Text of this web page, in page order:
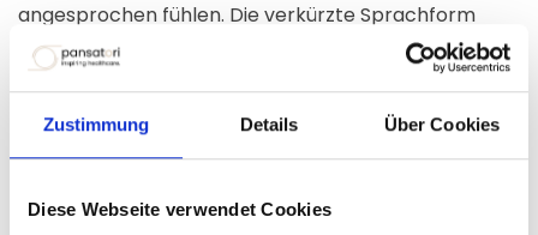
Zustimmung Details Über Cookies
Diese Webseite verwendet Cookies
angesprochen fühlen. Die verkürzte Sprachform
beinhaltet also keine Wertung, sondern hat lediglich
redaktionelle Gründe.
Vielen Dank für Ihr Verständnis!